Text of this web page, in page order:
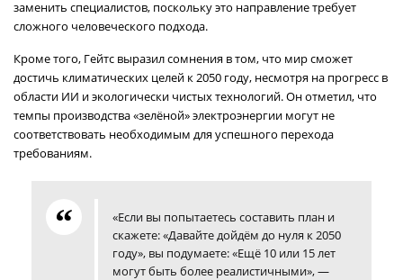
заменить специалистов, поскольку это направление требует
сложного человеческого подхода.
Кроме того, Гейтс выразил сомнения в том, что мир сможет
достичь климатических целей к 2050 году, несмотря на прогресс в
области ИИ и экологически чистых технологий. Он отметил, что
темпы производства «зелёной» электроэнергии могут не
соответствовать необходимым для успешного перехода
требованиям.
«Если вы попытаетесь составить план и
скажете: «Давайте дойдём до нуля к 2050
году», вы подумаете: «Ещё 10 или 15 лет
могут быть более реалистичными», —